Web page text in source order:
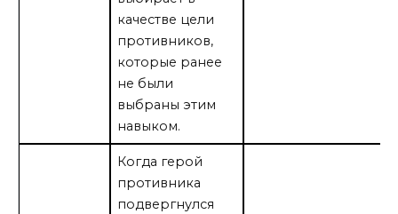
качестве цели
противников,
которые ранее
не были
выбраны этим
навыком.
Когда герой
противника
подвергнулся